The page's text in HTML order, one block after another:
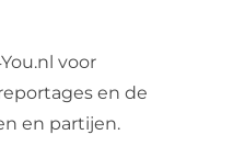
voor
en de
en partijen.